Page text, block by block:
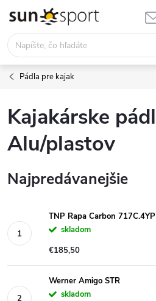
obsah
Pádla pre kajak
Kajakárske
Alu/plastov
Najpredávanejšie
TNP Rapa Carbon
skladom
€185,50
Werner Amigo STR
skladom